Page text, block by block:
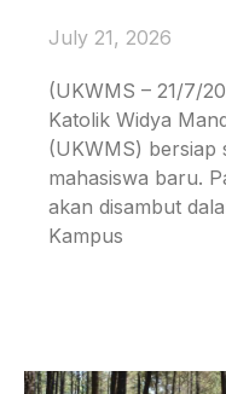
July 21, 2026
(UKWMS – 21/7/
Katolik Widya
(UKWMS) bersiap
mahasiswa baru.
akan disambut
Kampus